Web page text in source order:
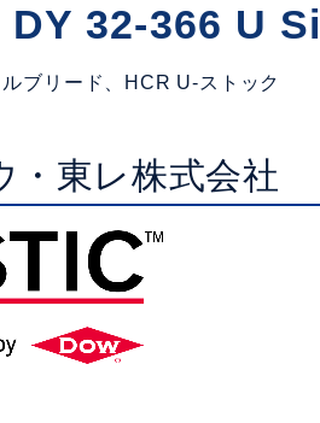
32-366 U
ブリード、HCR U-ストック
・東レ株式会社